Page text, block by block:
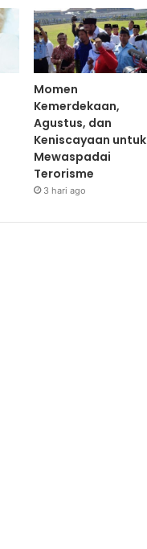
Momen
Kemerdekaan,
Agustus, dan
Keniscayaan untuk
Mewaspadai
Terorisme
3 hari ago